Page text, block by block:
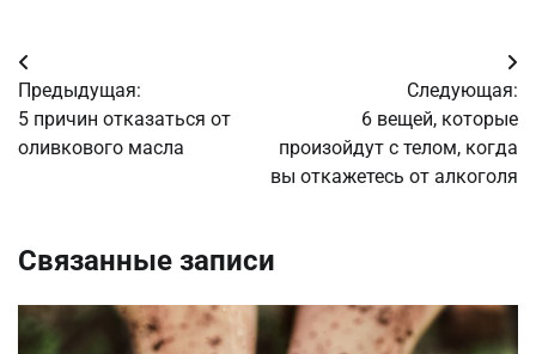
Навигация
по
записям
Предыдущая:
5 причин отказаться от
оливкового масла
Следующая:
6 вещей, которые
произойдут с телом, когда
вы откажетесь от алкоголя
Связанные записи